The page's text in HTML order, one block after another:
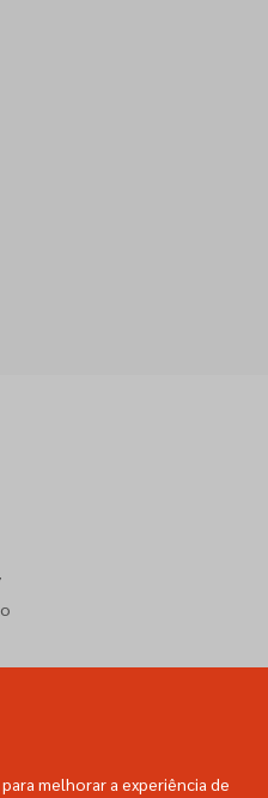
melhorar a experiência de